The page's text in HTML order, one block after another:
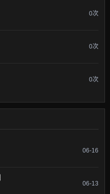
0次
0次
0次
06-16
06-13